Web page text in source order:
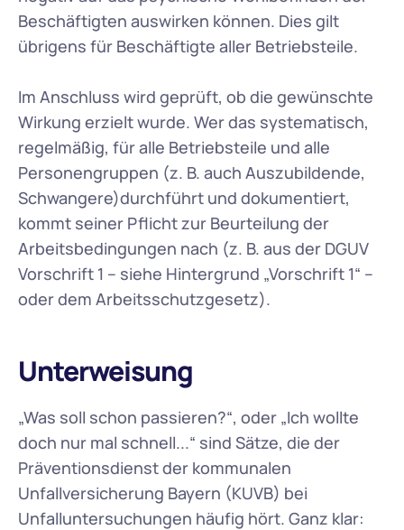
Beschäftigten auswirken können. Dies gilt
übrigens für Beschäftigte aller Betriebsteile.
Im Anschluss wird geprüft, ob die gewünschte
Wirkung erzielt wurde. Wer das systematisch,
regelmäßig, für alle Betriebsteile und alle
Personengruppen (z. B. auch Auszubildende,
Schwangere)durchführt und dokumentiert,
kommt seiner Pflicht zur Beurteilung der
Arbeitsbedingungen nach (z. B. aus der DGUV
Vorschrift 1 – siehe Hintergrund „Vorschrift 1“ –
oder dem Arbeitsschutzgesetz).
Unterweisung
„Was soll schon passieren?“, oder „Ich wollte
doch nur mal schnell...“ sind Sätze, die der
Präventionsdienst der kommunalen
Unfallversicherung Bayern (KUVB) bei
Unfalluntersuchungen häufig hört. Ganz klar: